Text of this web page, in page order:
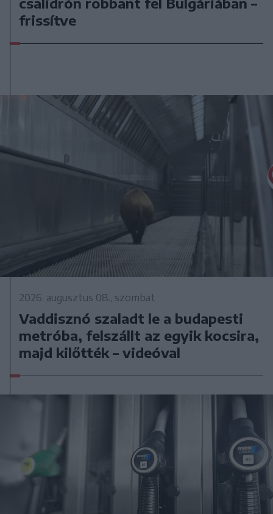
frissítve
2026. augusztus 08., szombat
Vaddisznó szaladt le a budapesti
metróba, felszállt az egyik kocsira,
majd kilőtték – videóval